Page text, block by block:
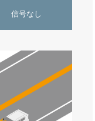
信号なし